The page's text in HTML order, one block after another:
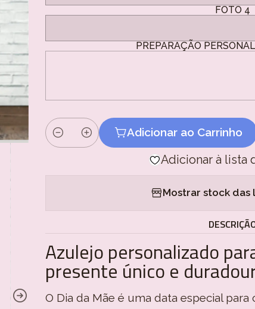
FOTO 4
PREPARAÇÃO
Quantidade
Adicionar ao Carrinho
Adicionar à lista
Mostrar stock das
Azulejo personalizado
presente único e
O Dia da Mãe é uma data especial